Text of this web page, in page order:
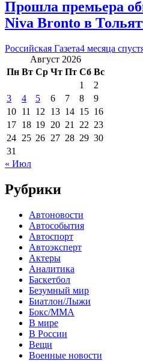
Прошла премьера
Niva Bronto в
Российская Газета4 месяца
Август 2026
Пн Вт Ср Чт Пт Сб Вс
1
2
3
4 5 6 7 8
9
10 11 12 13 14 15 16
17 18 19 20 21 22 23
24 25 26 27 28 29 30
31
« Июл
Рубрики
Автоновости
Автособытия
Автоспорт
Автоэксперт
Актеры
Аналитика
Баскетбол
Безумный мир
Биатлон/Лыжи
Бокс/MMA
В мире
В России
Вещи
Военные новости